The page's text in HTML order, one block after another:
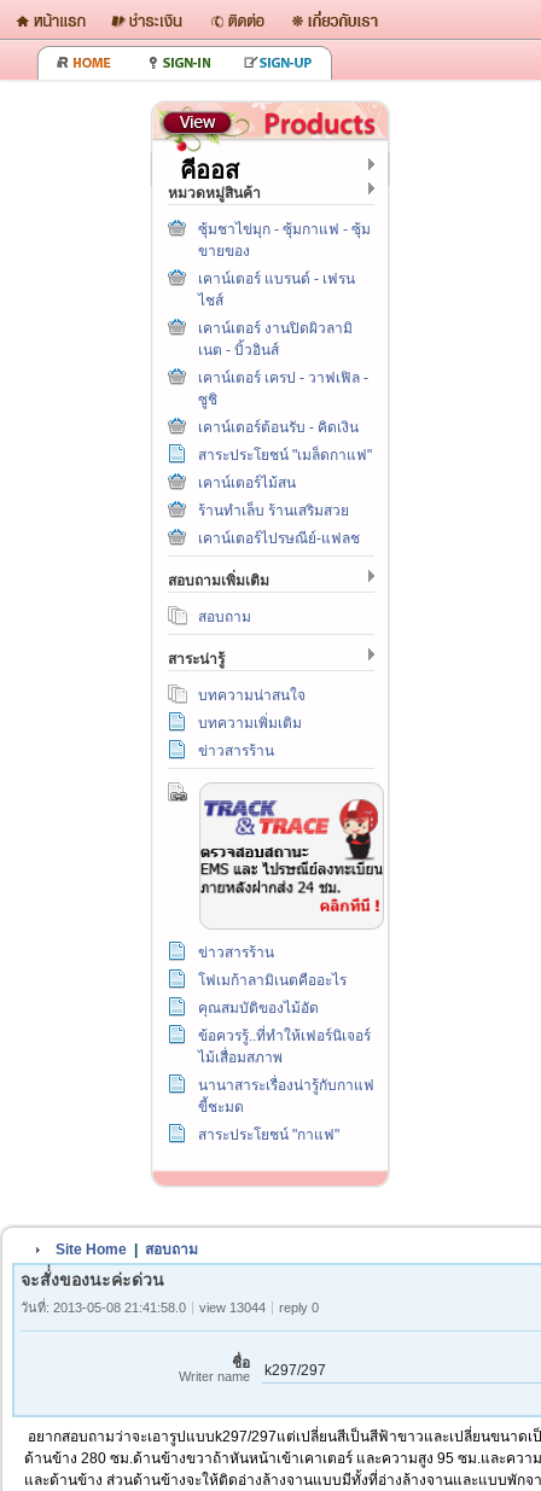
คีออส
หมวดหมู่สินค้า
ซุ้มชาไข่มุก - ซุ้มกาแฟ - ซุ้ม
ขายของ
เคาน์เตอร์ แบรนด์ - เฟรน
ไชส์
เคาน์เตอร์ งานปิดผิวลามิ
เนต - บิ้วอินส์
เคาน์เตอร์ เครป - วาฟเฟิล -
ซูชิ
เคาน์เตอร์ต้อนรับ - คิดเงิน
สาระประโยชน์ "เมล็ดกาแฟ"
เคาน์เตอร์ไม้สน
ร้านทำเล็บ ร้านเสริมสวย
เคาน์เตอร์ไปรษณีย์-แฟลช
สอบถามเพิ่มเติม
สอบถาม
สาระน่ารู้
บทความน่าสนใจ
บทความเพิ่มเติม
ข่าวสารร้าน
ข่าวสารร้าน
โฟเมก้าลามิเนตคืออะไร
คุณสมบัติของไม้อัด
ข้อควรรู้..ที่ทำให้เฟอร์นิเจอร์
ไม้เสื่อมสภาพ
นานาสาระเรื่องน่ารู้กับกาแฟ
ขี้ชะมด
สาระประโยชน์ "กาแฟ"
Site Home สอบถาม
จะสั่่งของนะค่ะด่วน
วันที่: 2013-05-08 21:41:58.0 view 13044 reply 0
ชื่อ
Writer name k297/297
อยากสอบถามว่าจะเอารูปแบบk297/297แต่เปลี่ยนสีเป็นสีฟ้าขาวและเปลี่ยนขนาด
ด้านข้าง 280 ซม.ด้านข้างขวาถ้าหันหน้าเข้าเคาเตอร์ และความสูง 95 ซม.และควา
และด้านข้าง ส่วนด้านข้างจะให้ติดอ่างล้างจานแบบมีทั้งที่อ่างล้างจานและแบบพัก